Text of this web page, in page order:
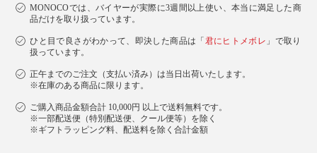
溶けていきます。
※濡れた後は、水分を拭き取ってください。
MONOCOでは、バイヤーが実際に3週間以上使い、本当に満足した商
品だけを取り扱っています。
ひと目で良さがわかって、即決した商品は「 君にヒトメボレ 」で取り
扱っています。
正午までのご注文（支払い済み）は当日出荷いたします。
※在庫のある商品に限ります。
ご購入商品金額合計 10,000円 以上で送料無料です。
※一部配送便（特別配送便、クール便等）を除く
※ギフトラッピング料、配送料を除く合計金額